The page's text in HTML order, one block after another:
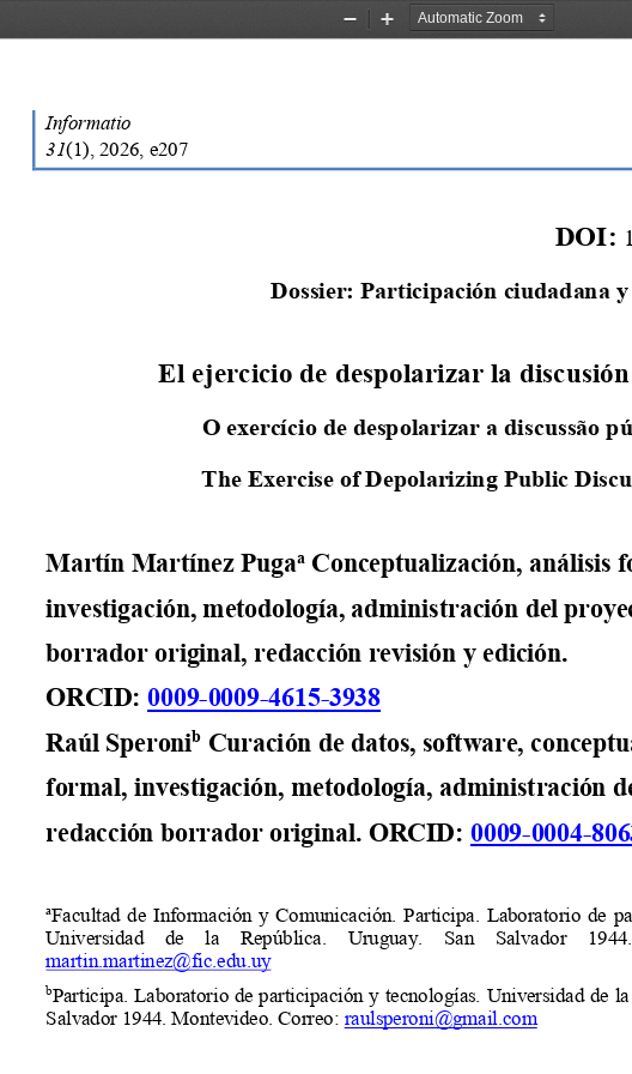
Zoom
Zoom
Informatio
31(1), 2026 e207
DOI:
Dossier: Participación ciudadana
El ejercicio de despolarizar la
O exercício de despolarizar a discussão
The Exercise of Depolarizing Public
Martín Martínez Pugaa Conceptualización, análisis
investigación, metodología, administración del
borrador original, redacción revisión y edición.
ORCID: 0009-0009-4615-3938
Raúl Speronib Curación de datos, software,
formal, investigación, metodología, administración
redacción borrador original. ORCID: 0009-0004-
aFacultad  de  Información  y  Comunicación.  Participa.  Laboratorio  de
Universidad    de    la    República.    Uruguay.    San    Salvador
martin.martinez@fic.edu.uy
bParticipa . Laboratorio de participación y tecnologías. Universidad de
Salvador 1944. Montevideo. Correo: raulsperoni@gmail.com